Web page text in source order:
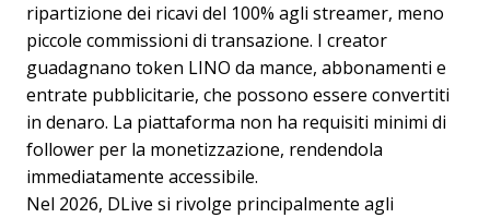
ripartizione dei ricavi del 100% agli streamer, meno
piccole commissioni di transazione. I creator
guadagnano token LINO da mance, abbonamenti e
entrate pubblicitarie, che possono essere convertiti
in denaro. La piattaforma non ha requisiti minimi di
follower per la monetizzazione, rendendola
immediatamente accessibile.
Nel 2026, DLive si rivolge principalmente agli